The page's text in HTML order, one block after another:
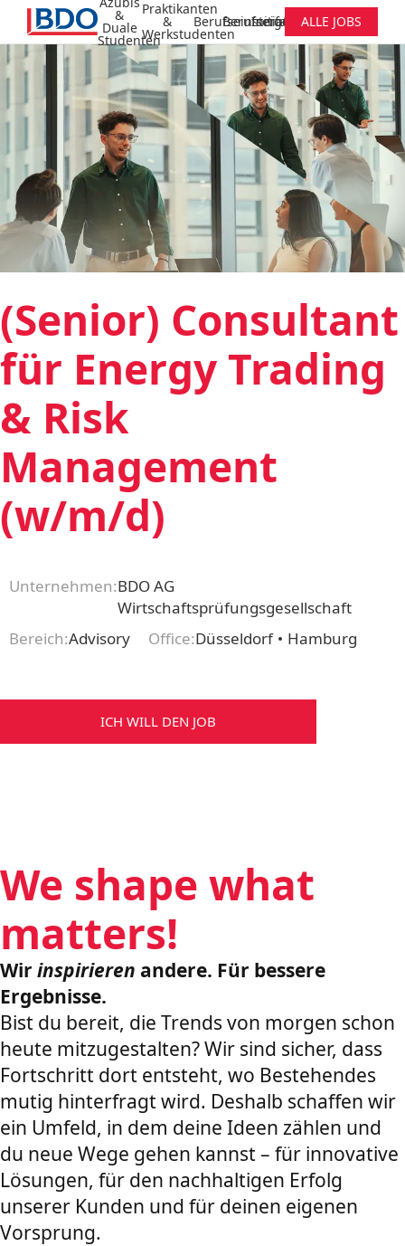
&
Duale
Studenten
Praktikanten
&
Werkstudenten
Berufseinsteiger
Berufserfahrene
Initiativbewerbung
ALLE JOBS
(Senior) Consultant
für Energy Trading
& Risk
Management
(w/m/d)
Unternehmen:BDO AG
Wirtschaftsprüfungsgesellschaft
Bereich:Advisory Office:Düsseldorf Hamburg
ICH WILL DEN JOB
We shape what
matters!
Wir inspirieren andere. Für bessere
Ergebnisse.
Bist du bereit, die Trends von morgen schon
heute mitzugestalten? Wir sind sicher, dass
Fortschritt dort entsteht, wo Bestehendes
mutig hinterfragt wird. Deshalb schaffen wir
ein Umfeld, in dem deine Ideen zählen und
du neue Wege gehen kannst – für innovative
Lösungen, für den nachhaltigen Erfolg
unserer Kunden und für deinen eigenen
Vorsprung.